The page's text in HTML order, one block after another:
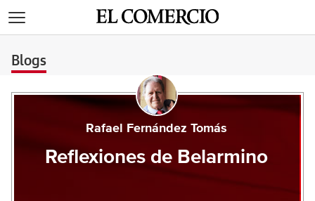
Blogs
Rafael Fernández Tomás
Reflexiones de Belarmino